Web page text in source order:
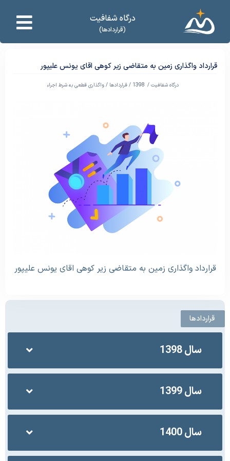
درگاه شفافیت
(قراردادها)
قراردادها
سال 1398
سال 1399
سال 1400
قرارداد واگذاری زمین به متقاضی زیر کوهی اقای یونس علیپور
درگاه شفافیت / 1398
/قراردادها /واگذاری قطعی به شرط اجراء
قرارداد واگذاری زمین به متقاضی زیر کوهی اقای یونس علیپور